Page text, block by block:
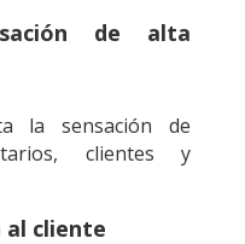
de alta
la sensación de
clientes y
al cliente